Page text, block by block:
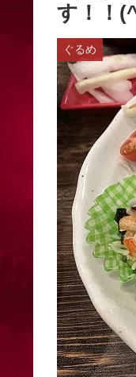
す！！
ぐるめ